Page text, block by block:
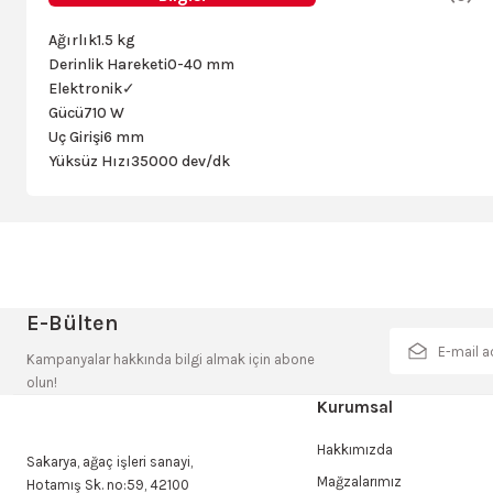
Ağırlık1.5 kg
Derinlik Hareketi0-40 mm
Elektronik✓
Gücü710 W
Uç Girişi6 mm
Yüksüz Hızı35000 dev/dk
Ürün açıklamasında eksik bilgiler bulunuyor.
Ürün bilgilerinde hatalar bulunuyor.
KLPRO KLEF1205 1800Watt El Frezesi
Sepete Ekle
12.200,00 TL
E-Bülten
Kampanyalar hakkında bilgi almak için abone
olun!
Sakarya, ağaç işleri sanayi,
Hotamış Sk. no:59, 42100
Kurumsal
Hakkımızda
Mağzalarımız